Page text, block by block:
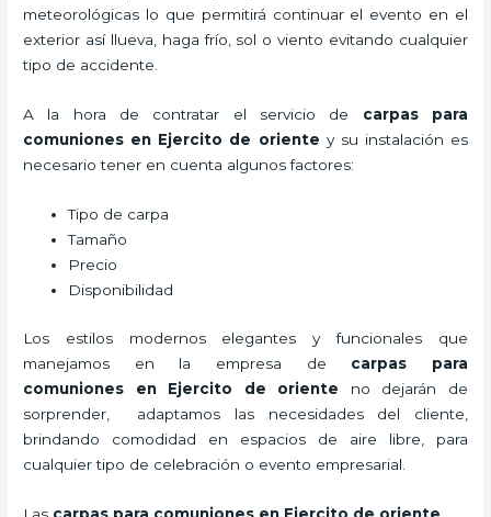
meteorológicas lo que permitirá continuar el evento en el
exterior así llueva, haga frío, sol o viento evitando cualquier
tipo de accidente.
A la hora de contratar el servicio de carpas para
comuniones en Ejercito de oriente y su instalación es
necesario tener en cuenta algunos factores:
Tipo de carpa
Tamaño
Precio
Disponibilidad
Los estilos modernos elegantes y funcionales que
manejamos en la empresa de carpas para
comuniones en Ejercito de oriente no dejarán de
sorprender, adaptamos las necesidades del cliente,
brindando comodidad en espacios de aire libre, para
cualquier tipo de celebración o evento empresarial.
Las carpas para comuniones en Ejercito de oriente